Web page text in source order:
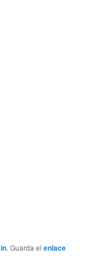
. Guarda elenlace